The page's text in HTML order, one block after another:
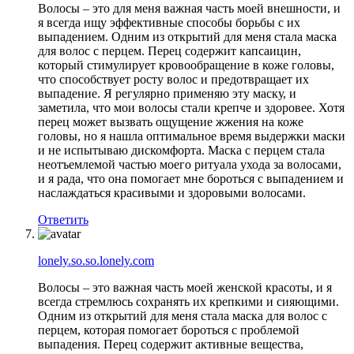
Волосы – это для меня важная часть моей внешности, и
я всегда ищу эффективные способы борьбы с их
выпадением. Одним из открытий для меня стала маска
для волос с перцем. Перец содержит капсаицин,
который стимулирует кровообращение в коже головы,
что способствует росту волос и предотвращает их
выпадение. Я регулярно применяю эту маску, и
заметила, что мои волосы стали крепче и здоровее. Хотя
перец может вызвать ощущение жжения на коже
головы, но я нашла оптимальное время выдержки маски
и не испытываю дискомфорта. Маска с перцем стала
неотъемлемой частью моего ритуала ухода за волосами,
и я рада, что она помогает мне бороться с выпадением и
наслаждаться красивыми и здоровыми волосами.
Ответить
lonely.so.so.lonely.com
Волосы – это важная часть моей женской красоты, и я
всегда стремлюсь сохранять их крепкими и сияющими.
Одним из открытий для меня стала маска для волос с
перцем, которая помогает бороться с проблемой
выпадения. Перец содержит активные вещества,